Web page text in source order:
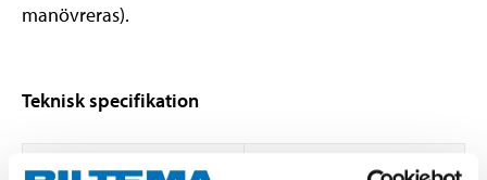
manövreras).
Teknisk specifikation